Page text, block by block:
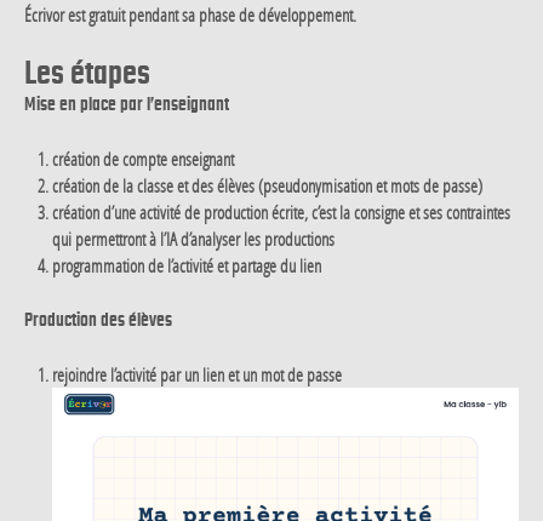
Écrivor est gratuit pendant sa phase de développement.
Les étapes
Mise en place par l’enseignant
création de compte enseignant
création de la classe et des élèves (pseudonymisation et mots de passe)
création d’une activité de production écrite, c’est la consigne et ses contraintes
qui permettront à l’IA d’analyser les productions
programmation de l’activité et partage du lien
Production des élèves
rejoindre l’activité par un lien et un mot de passe